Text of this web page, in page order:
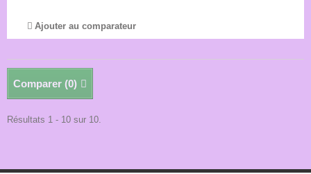
Ajouter au comparateur
Comparer (0)
Résultats 1 - 10 sur 10.